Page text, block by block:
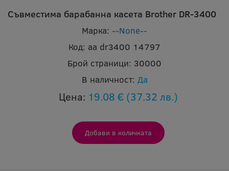
Съвместима барабанна касета Brother DR-3400
Марка: --None--
Код: aa dr3400 14797
Брой страници: 30000
В наличност: Да
Цена: 19.08 € (37.32 лв.)